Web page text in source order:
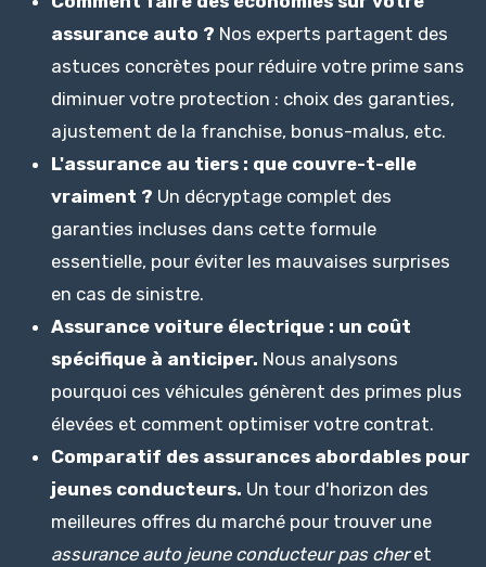
assurance auto ? Nos experts partagent des
astuces concrètes pour réduire votre prime sans
diminuer votre protection : choix des garanties,
ajustement de la franchise, bonus-malus, etc.
L'assurance au tiers : que couvre-t-elle
vraiment ? Un décryptage complet des
garanties incluses dans cette formule
essentielle, pour éviter les mauvaises surprises
en cas de sinistre.
Assurance voiture électrique : un coût
spécifique à anticiper. Nous analysons
pourquoi ces véhicules génèrent des primes plus
élevées et comment optimiser votre contrat.
Comparatif des assurances abordables pour
jeunes conducteurs. Un tour d'horizon des
meilleures offres du marché pour trouver une
assurance auto jeune conducteur pas cheret